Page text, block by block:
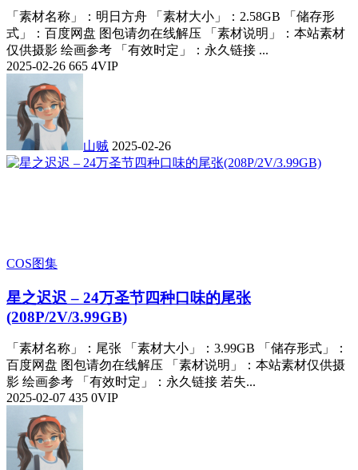
「素材名称」：明日方舟 「素材大小」：2.58GB 「储存形
式」：百度网盘 图包请勿在线解压 「素材说明」：本站素材
仅供摄影 绘画参考 「有效时定」：永久链接 ...
2025-02-26 665 4VIP
山贼 2025-02-26
COS图集
星之迟迟 – 24万圣节四种口味的尾张
(208P/2V/3.99GB)
「素材名称」：尾张 「素材大小」：3.99GB 「储存形式」：
百度网盘 图包请勿在线解压 「素材说明」：本站素材仅供摄
影 绘画参考 「有效时定」：永久链接 若失...
2025-02-07 435 0VIP